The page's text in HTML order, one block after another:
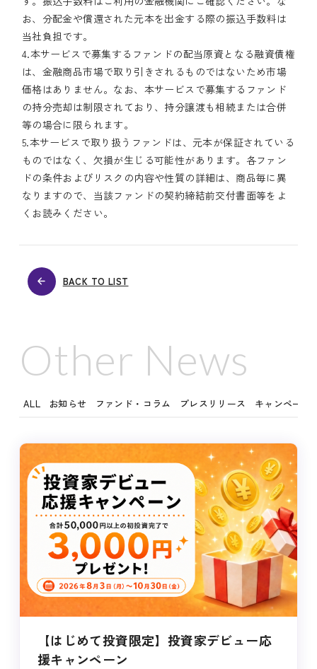
お、分配金や償還された元本を出金する際の振込手数料は
当社負担です。
4.本サービスで募集するファンドの配当原資となる融資債権
は、金融商品市場で取り引きされるものではないため市場
価格はありません。なお、本サービスで募集するファンド
の持分売却は制限されており、持分譲渡も相続または合併
等の場合に限られます。
5.本サービスで取り扱うファンドは、元本が保証されている
ものではなく、欠損が生じる可能性があります。各ファン
ドの条件およびリスクの内容や性質の詳細は、商品毎に異
なりますので、当該ファンドの契約締結前交付書面等をよ
くお読みください。
BACK TO LIST
Other News
ALL お知らせ ファンド・コラム プレスリリース キャンペーン
【はじめて投資限定】投資家デビュー応
援キャンペーン